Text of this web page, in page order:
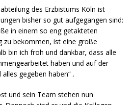
des Erzbistums Köln ist
bisher so gut aufgegangen sind:
in einem so eng getakteten
zu bekommen, ist eine große
bin ich froh und dankbar, dass alle
haben und auf der
gegeben haben“ .
und sein Team stehen nun